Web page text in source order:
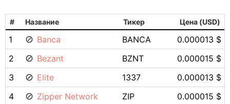
# Название Тикер Цена (USD)
1 Banca BANCA
0.000013 $
2
Bezant BZNT
0.000015 $
3
Elite 1337
0.000013 $
4
Zipper Network ZIP 0.000015 $